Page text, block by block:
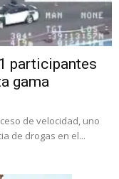
participantes
gama
de velocidad, uno
de drogas en el...